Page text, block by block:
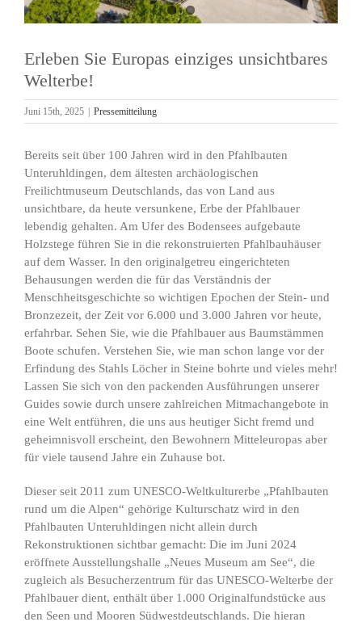
Erleben Sie Europas einziges unsichtbares
Welterbe!
Juni 15th, 2025 Pressemitteilung
Bereits seit über 100 Jahren wird in den Pfahlbauten
Unteruhldingen, dem ältesten archäologischen
Freilichtmuseum Deutschlands, das von Land aus
unsichtbare, da heute versunkene, Erbe der Pfahlbauer
lebendig gehalten. Am Ufer des Bodensees aufgebaute
Holzstege führen Sie in die rekonstruierten Pfahlbauhäuser
auf dem Wasser. In den originalgetreu eingerichteten
Behausungen werden die für das Verständnis der
Menschheitsgeschichte so wichtigen Epochen der Stein- und
Bronzezeit, der Zeit vor 6.000 und 3.000 Jahren vor heute,
erfahrbar. Sehen Sie, wie die Pfahlbauer aus Baumstämmen
Boote schufen. Verstehen Sie, wie man schon lange vor der
Erfindung des Stahls Löcher in Steine bohrte und vieles mehr!
Lassen Sie sich von den packenden Ausführungen unserer
Guides sowie durch unsere zahlreichen Mitmachangebote in
eine Welt entführen, die uns aus heutiger Sicht fremd und
geheimnisvoll erscheint, den Bewohnern Mitteleuropas aber
für viele tausend Jahre ein Zuhause bot.
Dieser seit 2011 zum UNESCO-Weltkulturerbe „Pfahlbauten
rund um die Alpen“ gehörige Kulturschatz wird in den
Pfahlbauten Unteruhldingen nicht allein durch
Rekonstruktionen sichtbar gemacht: Die im Juni 2024
eröffnete Ausstellungshalle „Neues Museum am See“, die
zugleich als Besucherzentrum für das UNESCO-Welterbe der
Pfahlbauer dient, enthält über 1.000 Originalfundstücke aus
den Seen und Mooren Südwestdeutschlands. Die hieran